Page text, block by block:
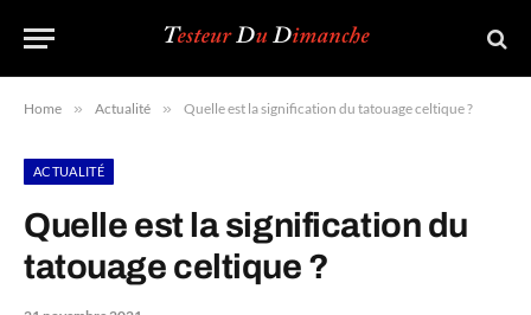
Home » Actualité » Quelle est la signification du tatouage celtique ?
ACTUALITÉ
Quelle est la signification du
tatouage celtique ?